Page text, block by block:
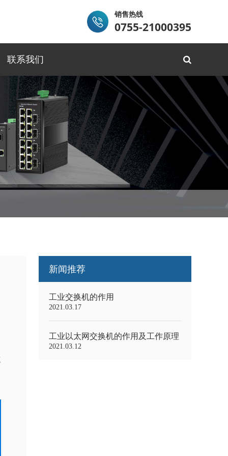
销售热线
0755-21000395
联系我们
新闻推荐
工业交换机的作用
2021.03.17
工业以太网交换机的作用及工作原理
2021.03.12